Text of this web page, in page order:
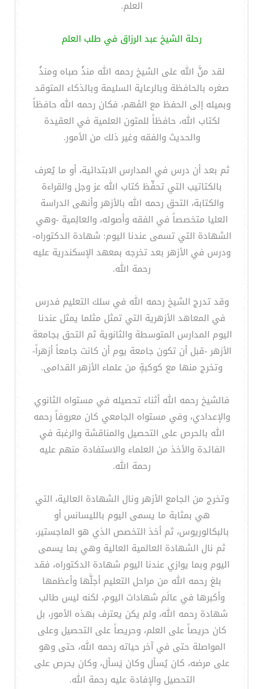
العلم.
رحلة الشيخ عبد الرزاق في طلب العلم
لقد منَّ الله على الشيخ رحمه الله منذُ صباه ومنذُ
صغره بالحافظة وبالرعاية السليمة وبالذكاء المتوقد
وبميله إلى الحفظ مع الفَهم، فكان رحمه الله حافظاً
لكتاب الله، حافظاً للمتون العلمية في العقيدة
والحديث والفقه وغير ذلك من الأمور.
ثم بعد أن درس في المدارس الابتدائية، أو ما يُعرف
بالكتاتيب التي تحفِّظ كتاب الله عز وجل والقراءة
والكتابة، التحق رحمه الله بالأزهر وأنهى الدراسة
العليا متخصصاً في الفقه وأصوله، والعالِمية -وهي
الشهادة التي تسمى عندنا اليوم: شهادة الدكتوراه-
ودرس في الأزهر بعد تخرجه بمعهد الإسكندرية عليه
رحمة الله.
وقد تدرج الشيخ رحمه الله في سلك التعليم فدرس
في المعاهد الأزهرية التي تمثل مثلما يمثل عندنا
اليوم المدارس المتوسطة والثانوية ثم التحق بجامعة
الأزهر -قبل أن تكون جامعة يوم أن كانت جامعاً أزهراً-
وتخرج منها مع كوكبةٍ من علماء الأزهر القدامى.
فالشيخ رحمه الله أثناء تحصيله في مستواه الثانوي
والإعدادي، وفي مستواه الجامعي كان معروفاً رحمه
الله بالحرص على التحصيل والمناقشة والرغبة في
الفائدة والأخذ من العلماء والاستفادة منهم عليه
رحمة الله.
وتخرج من الجامع الأزهر ونال الشهادة العالية، التي
هي بمثابة ما يسمى اليوم بالليسانس أو
بالبكالوريوس، ثم أخذ التخصص الذي هو الماجستير،
ثم نال الشهادة العالمية العالية وهي بما يسمى
اليوم وبما يوازي عندنا اليوم شهادة الدكتوراه، فقد
بلغ رحمه الله من مراحل التعليم أجلَّها وأعظمها
وأكبرها في عالَم شهادات اليوم، لكنه ليس طالب
شهادة رحمه الله، ولم يكن يعترف بهذه الأمور، بل
كان حريصاً على العلم، وحريصاً على التحصيل وعلى
المواصلة حتى في آخر حياته رحمه الله، حتى وهو
على مرضه، كان يُسأل وكان يَسأل، وكان يحرص على
التحصيل والإفادة عليه رحمة الله.